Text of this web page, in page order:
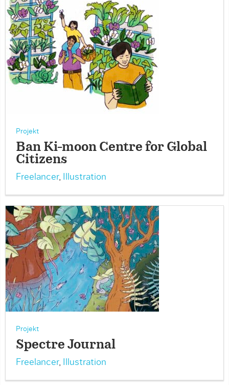
Projekt
Ban Ki-moon Centre for Global
Citizens
Freelancer, Illustration
Projekt
Spectre Journal
Freelancer, Illustration